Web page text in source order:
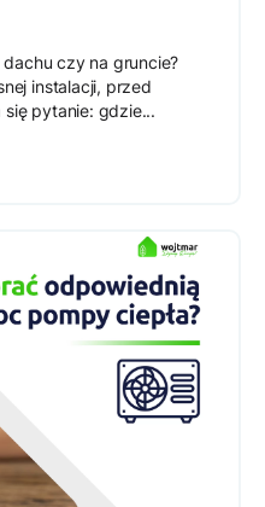
czy na gruncie?
instalacji, przed
pytanie: gdzie...